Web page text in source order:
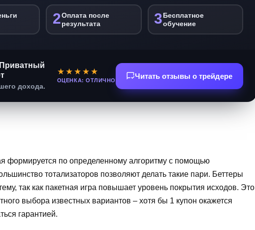
2Оплата после
результата
3Бесплатное
обучение
дохода.
★★★★★
ОЦЕНКА: ОТЛИЧНО Читать отзывы о трейдере
формируется по определенному алгоритму с помощью
тотализаторов позволяют делать такие пари. Беттеры
так как пакетная игра повышает уровень покрытия исходов. Это
выбора известных вариантов – хотя бы 1 купон окажется
гарантией.